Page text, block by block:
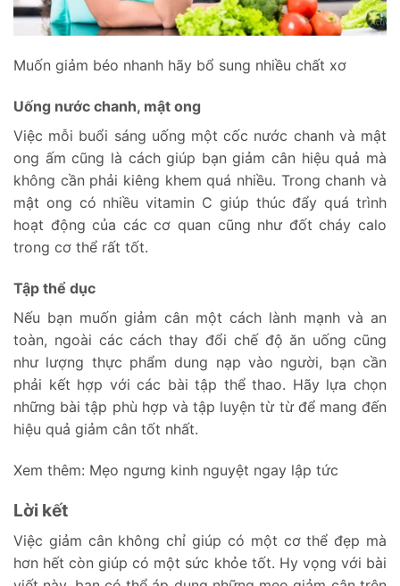
Muốn giảm béo nhanh hãy bổ sung nhiều chất xơ
Uống nước chanh, mật ong
Việc mỗi buổi sáng uống một cốc nước chanh và mật
ong ấm cũng là cách giúp bạn giảm cân hiệu quả mà
không cần phải kiêng khem quá nhiều. Trong chanh và
mật ong có nhiều vitamin C giúp thúc đẩy quá trình
hoạt động của các cơ quan cũng như đốt cháy calo
trong cơ thể rất tốt.
Tập thể dục
Nếu bạn muốn giảm cân một cách lành mạnh và an
toàn, ngoài các cách thay đổi chế độ ăn uống cũng
như lượng thực phẩm dung nạp vào người, bạn cần
phải kết hợp với các bài tập thể thao. Hãy lựa chọn
những bài tập phù hợp và tập luyện từ từ để mang đến
hiệu quả giảm cân tốt nhất.
Xem thêm: Mẹo ngưng kinh nguyệt ngay lập tức
Lời kết
Việc giảm cân không chỉ giúp có một cơ thể đẹp mà
hơn hết còn giúp có một sức khỏe tốt. Hy vọng với bài